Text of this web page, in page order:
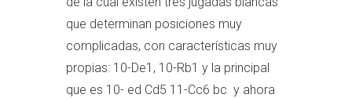
que determinan posiciones muy
complicadas, con características muy
propias: 10-De1, 10-Rb1 y la principal
que es 10- ed Cd5 11-Cc6 bc y ahora